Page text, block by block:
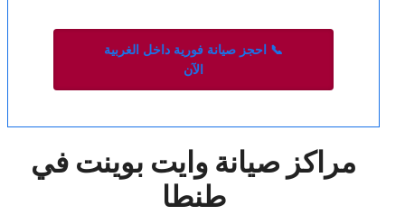
📞 احجز صيانة فورية داخل الغربية
الآن
مراكز صيانة وايت بوينت في
طنطا